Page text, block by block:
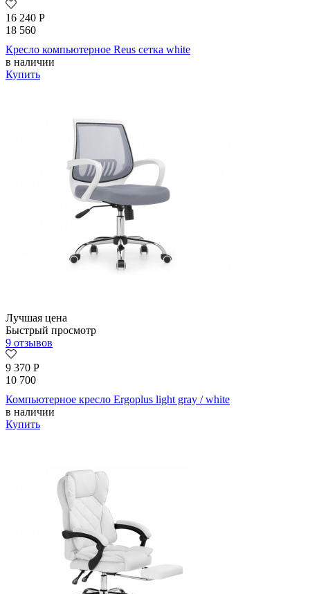
16 240 Р
18 560
Кресло компьютерное Reus сетка white
в наличии
Купить
Лучшая цена
Быстрый просмотр
9 отзывов
9 370 Р
10 700
Компьютерное кресло Ergoplus light gray / white
в наличии
Купить